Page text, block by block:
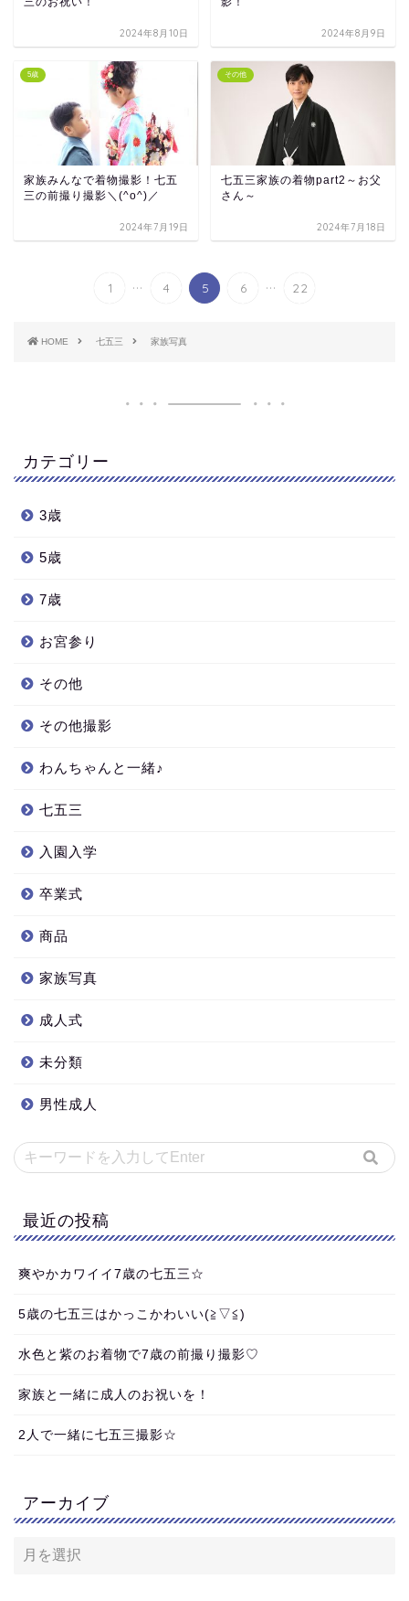
2024年8月10日 2024年8月9日
5歳
家族みんなで着物撮影！七五
三の前撮り撮影＼(^o^)／
2024年7月19日
その他
七五三家族の着物part2～お父
さん～
2024年7月18日
1 ... 4 5 6 ... 22
HOME 七五三 家族写真
カテゴリー
3歳
5歳
7歳
お宮参り
その他
その他撮影
わんちゃんと一緒♪
七五三
入園入学
卒業式
商品
家族写真
成人式
未分類
男性成人
最近の投稿
爽やかカワイイ7歳の七五三☆
5歳の七五三はかっこかわいい(≧▽≦)
水色と紫のお着物で7歳の前撮り撮影♡
家族と一緒に成人のお祝いを！
2人で一緒に七五三撮影☆
アーカイブ